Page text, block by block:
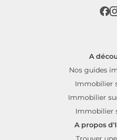
A
Nos guides
Immobilier
Immobilier
Immobilier
A propos